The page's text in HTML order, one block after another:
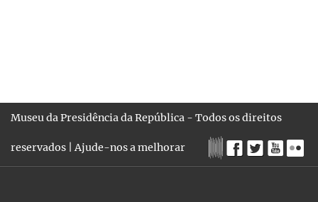
Museu da Presidência da República - Todos os direitos
reservados |Ajude-nos a melhorar